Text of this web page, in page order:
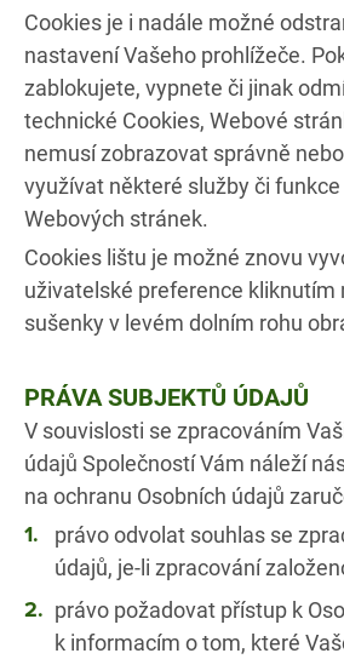
Cookies je i nadále možné
nastavení Vašeho prohlížeče.
zablokujete, vypnete či jinak
technické Cookies, Webové
nemusí zobrazovat správně
využívat některé služby či funkce
Webových stránek.
Cookies lištu je možné znovu
uživatelské preference kliknutím
sušenky v levém dolním rohu
PRÁVA SUBJEKTŮ ÚDAJŮ
V souvislosti se zpracováním
údajů Společností Vám náleží
na ochranu Osobních údajů
právo odvolat souhlas se
údajů, je-li zpracování
právo požadovat přístup k
k informacím o tom, které